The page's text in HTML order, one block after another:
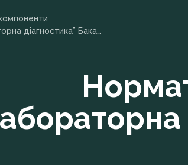
діагностика” Бакалавр, 2020